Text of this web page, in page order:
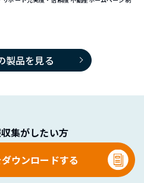
製品を見る
集がしたい方
ウンロードする